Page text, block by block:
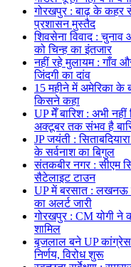
गोरखपुर : बाढ़ के कहर
प्रशासन मुस्तैद
शिवसेना विवाद : चुनाव
को चिन्ह का इंतजार
नहीं रहे मुलायम : गाँव
जिंदगी का दांव
15 महीने में अमेरिका के
किसने कहा
UP मेँ बारिश : अभी
अक्टूबर तक संभव है
JP जयंती :
के सर्वनाश का बिगुल
संतकबीर नगर : सीएम
सैटेलाइट टाउन
UP में बरसात : लखनऊ
का अलर्ट जारी
गोरखपुर : CM योगी ने
शामिल
बृजलाल बने UP कांग्रेस
निर्णय, विरोध शुरू